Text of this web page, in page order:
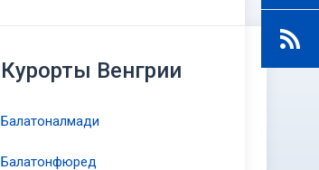
Курорты Венгрии
Балатоналмади
Балатонфюред